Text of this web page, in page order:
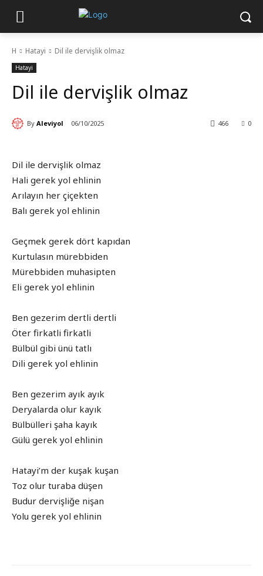
H Hatayi Dil ile dervişlik olmaz
Hatayi
Dil ile dervişlik olmaz
By Aleviyol 06/10/2025 0
466
Dil ile dervişlik olmaz
Hali gerek yol ehlinin
Arılayın her çiçekten
Balı gerek yol ehlinin
Geçmek gerek dört kapıdan
Kurtulasın mürebbiden
Mürebbiden muhasipten
Eli gerek yol ehlinin
Ben gezerim dertli dertli
Öter firkatli firkatli
Bülbül gibi ünü tatlı
Dili gerek yol ehlinin
Ben gezerim ayık ayık
Deryalarda olur kayık
Bülbülleri şaha kayık
Gülü gerek yol ehlinin
Hatayi’m der kuşak kuşan
Toz olur turaba düşen
Budur dervişliğe nişan
Yolu gerek yol ehlinin